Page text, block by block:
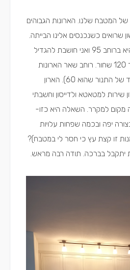
של המטבח שלנו. הארונות הגבוהים
כשנכנסים אלינו הבייתה.
כרגע הנישה למקרר היא ברוחב 95 ואני חושבת להגדיל
אותה כדי לקנות מקרר 120 שחור. רוחב שאר הארונות
הגבוהים הוא 55 (מלבד של התנור שהוא 60). הארון
שירות למטאטא ולדייסון וחשבתי
מקום למקרר. השאלה היא כזו-
יפה ובכמה שפחות עלויות
זו קצת עץ כי חסר לי במטבח)?
יתקבל בברכה. תודה רבה מראש.